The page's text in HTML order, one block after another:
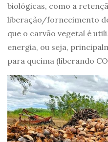
biológicas, como a
liberação/fornecimento
que o carvão vegetal é
energia, ou seja,
para queima (liberando